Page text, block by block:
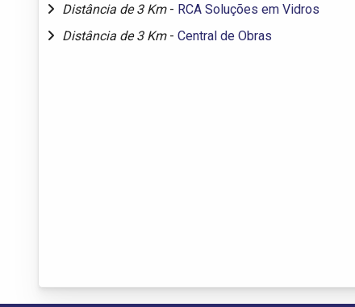
Distância de 3 Km - RCA Soluções em Vidros
Distância de 3 Km - Central de Obras